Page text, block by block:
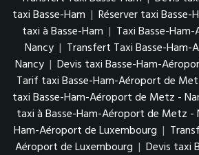
taxi Basse-Ham | Réserver taxi Basse-
taxi à Basse-Ham | Taxi Basse-
Nancy | Transfert Taxi Basse-
Nancy | Devis taxi Basse-Ham-
Tarif taxi Basse-Ham-Aéroport de
taxi Basse-Ham-Aéroport de Metz -
taxi à Basse-Ham-Aéroport de Metz -
Ham-Aéroport de Luxembourg |
Aéroport de Luxembourg | Devis taxi